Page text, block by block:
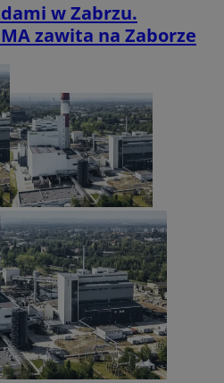
w Zabrzu.
zawita na Zaborze